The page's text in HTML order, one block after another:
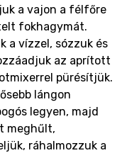
a vajon a félfőre
fokhagymát.
a vízzel, sózzuk és
az aprított
pürésítjük.
lángon
legyen, majd
meghűlt,
ráhalmozzuk a